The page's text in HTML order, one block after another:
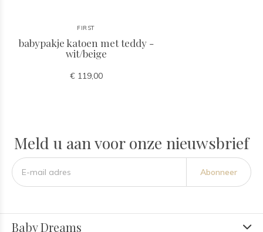
FIRST
babypakje katoen met teddy -
wit/beige
€ 119,00
Meld u aan voor onze nieuwsbrief
Abonneer
Baby Dreams